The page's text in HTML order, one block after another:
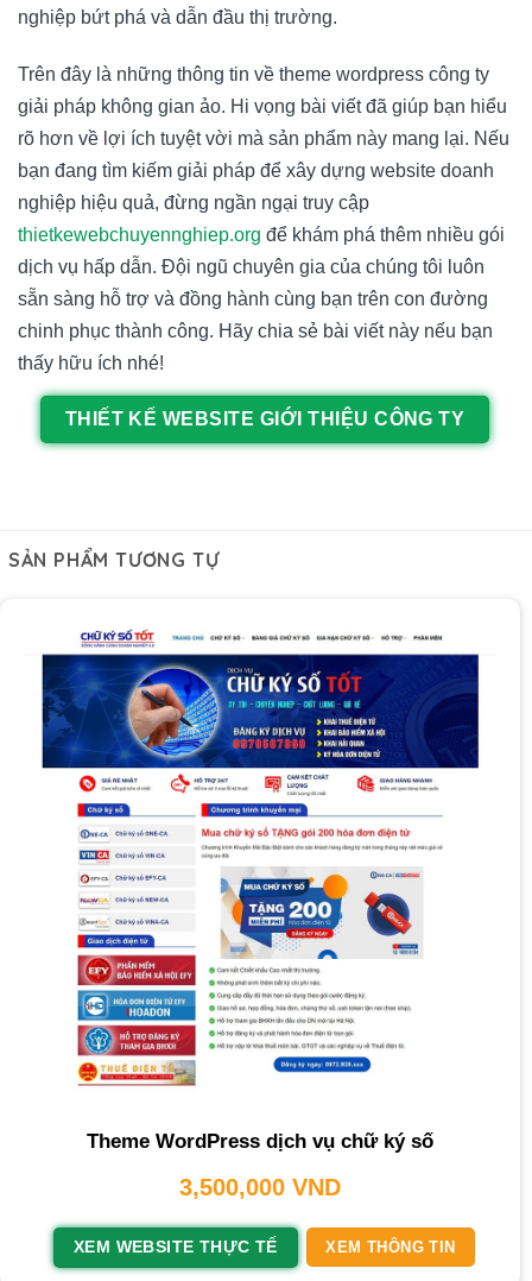
nghiệp bứt phá và dẫn đầu thị trường.
Trên đây là những thông tin về theme wordpress công ty
giải pháp không gian ảo. Hi vọng bài viết đã giúp bạn hiểu
rõ hơn về lợi ích tuyệt vời mà sản phẩm này mang lại. Nếu
bạn đang tìm kiếm giải pháp để xây dựng website doanh
nghiệp hiệu quả, đừng ngần ngại truy cập
thietkewebchuyennghiep.org để khám phá thêm nhiều gói
dịch vụ hấp dẫn. Đội ngũ chuyên gia của chúng tôi luôn
sẵn sàng hỗ trợ và đồng hành cùng bạn trên con đường
chinh phục thành công. Hãy chia sẻ bài viết này nếu bạn
thấy hữu ích nhé!
THIẾT KẾ WEBSITE GIỚI THIỆU CÔNG TY
SẢN PHẨM TƯƠNG TỰ
Theme WordPress dịch vụ chữ ký số
3,500,000 VND
XEM WEBSITE THỰC TẾ XEM THÔNG TIN